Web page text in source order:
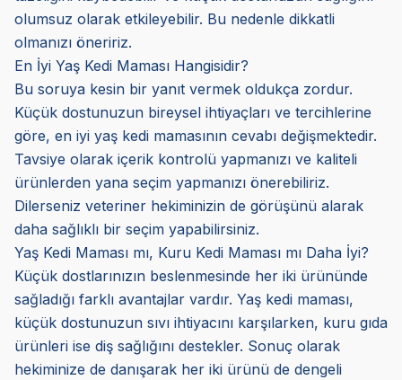
olumsuz olarak etkileyebilir. Bu nedenle dikkatli
olmanızı öneririz.
En İyi Yaş Kedi Maması Hangisidir?
Bu soruya kesin bir yanıt vermek oldukça zordur.
Küçük dostunuzun bireysel ihtiyaçları ve tercihlerine
göre, en iyi yaş kedi mamasının cevabı değişmektedir.
Tavsiye olarak içerik kontrolü yapmanızı ve kaliteli
ürünlerden yana seçim yapmanızı önerebiliriz.
Dilerseniz veteriner hekiminizin de görüşünü alarak
daha sağlıklı bir seçim yapabilirsiniz.
Yaş Kedi Maması mı, Kuru Kedi Maması mı Daha İyi?
Küçük dostlarınızın beslenmesinde her iki ürününde
sağladığı farklı avantajlar vardır. Yaş kedi maması,
küçük dostunuzun sıvı ihtiyacını karşılarken, kuru gıda
ürünleri ise diş sağlığını destekler. Sonuç olarak
hekiminize de danışarak her iki ürünü de dengeli